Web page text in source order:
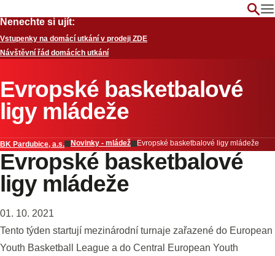
Nenechte si ujít:
Vstupenky na domácí utkání v prodeji ZDE
Návštěvní řád domácích utkání
Evropské basketbalové
ligy mládeže
BK Pardubice, a.s. Novinky - mládež Evropské basketbalové ligy mládeže
Evropské basketbalové
ligy mládeže
01. 10. 2021
Tento týden startují mezinárodní turnaje zařazené do European
Youth Basketball League a do Central European Youth